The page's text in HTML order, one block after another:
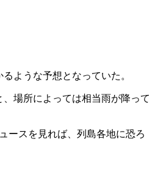
ような予想となっていた。
場所によっては相当雨が降って
ースを見れば、列島各地に恐ろ